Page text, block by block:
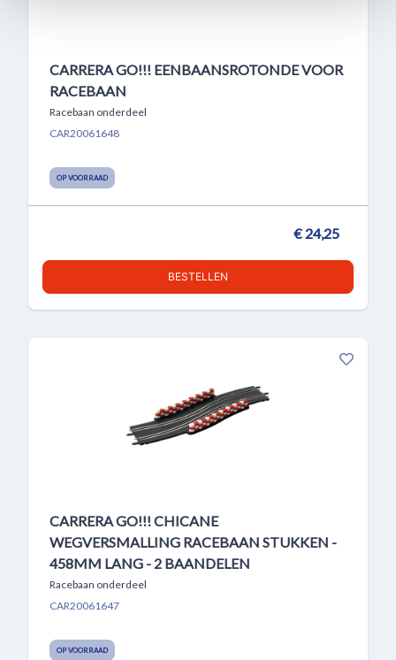
CARRERA GO!!! EENBAANSROTONDE VOOR
RACEBAAN
Racebaan onderdeel
CAR20061648
OP VOORRAAD
€ 24,25
BESTELLEN
CARRERA GO!!! CHICANE
WEGVERSMALLING RACEBAAN STUKKEN -
458MM LANG - 2 BAANDELEN
Racebaan onderdeel
CAR20061647
OP VOORRAAD